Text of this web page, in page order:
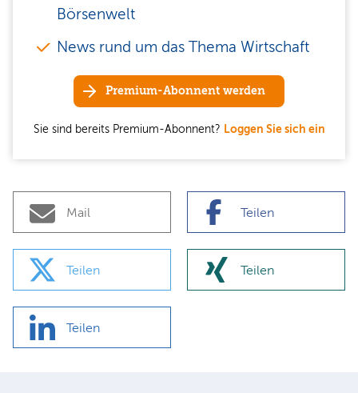
Börsenwelt
News rund um das Thema Wirtschaft
Premium-Abonnent werden
Sie sind bereits Premium-Abonnent? Loggen Sie sich ein
Mail Teilen
Teilen Teilen
Teilen